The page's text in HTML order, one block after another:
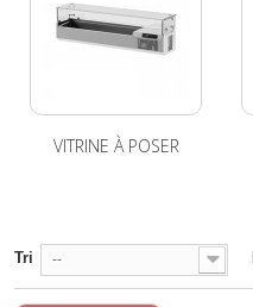
VITRINE À POSER
Tri --